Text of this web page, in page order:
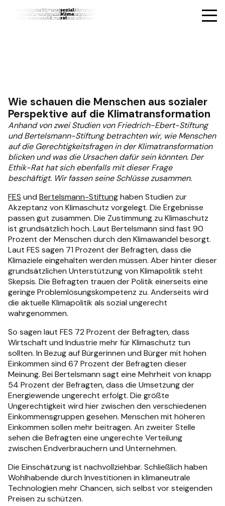
Wie schauen die Menschen aus sozialer
Perspektive auf die Klimatransformation
Anhand von zwei Studien von Friedrich-Ebert-Stiftung
und Bertelsmann-Stiftung betrachten wir, wie Menschen
auf die Gerechtigkeitsfragen in der Klimatransformation
blicken und was die Ursachen dafür sein könnten. Der
Ethik-Rat hat sich ebenfalls mit dieser Frage
beschäftigt. Wir fassen seine Schlüsse zusammen.
FES und Bertelsmann-Stiftunghaben Studien zur
Akzeptanz von Klimaschutz vorgelegt. Die Ergebnisse
passen gut zusammen. Die Zustimmung zu Klimaschutz
ist grundsätzlich hoch. Laut Bertelsmann sind fast 90
Prozent der Menschen durch den Klimawandel besorgt.
Laut FES sagen 71 Prozent der Befragten, dass die
Klimaziele eingehalten werden müssen. Aber hinter dieser
grundsätzlichen Unterstützung von Klimapolitik steht
Skepsis. Die Befragten trauen der Politik einerseits eine
geringe Problemlösungskompetenz zu. Anderseits wird
die aktuelle Klimapolitik als sozial ungerecht
wahrgenommen.
So sagen laut FES 72 Prozent der Befragten, dass
Wirtschaft und Industrie mehr für Klimaschutz tun
sollten. In Bezug auf Bürgerinnen und Bürger mit hohen
Einkommen sind 67 Prozent der Befragten dieser
Meinung. Bei Bertelsmann sagt eine Mehrheit von knapp
54 Prozent der Befragten, dass die Umsetzung der
Energiewende ungerecht erfolgt. Die größte
Ungerechtigkeit wird hier zwischen den verschiedenen
Einkommensgruppen gesehen. Menschen mit höheren
Einkommen sollen mehr beitragen. An zweiter Stelle
sehen die Befragten eine ungerechte Verteilung
zwischen Endverbrauchern und Unternehmen.
Die Einschätzung ist nachvollziehbar. Schließlich haben
Wohlhabende durch Investitionen in klimaneutrale
Technologien mehr Chancen, sich selbst vor steigenden
Preisen zu schützen.